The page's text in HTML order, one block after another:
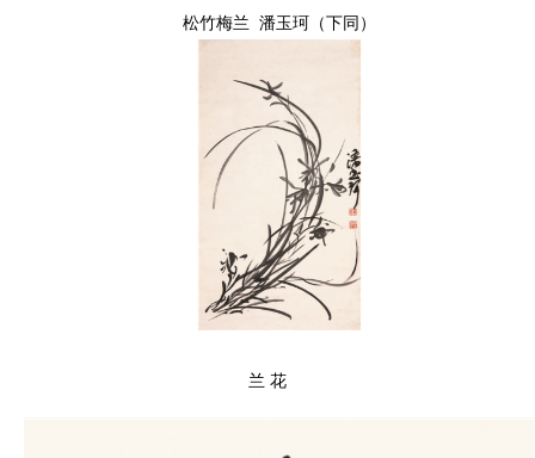
松竹梅兰 潘玉珂（下同）
兰 花